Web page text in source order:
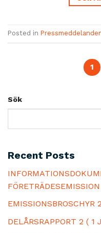
Posted in
1
Sök
Recent Posts
FÖRETRÄDESEMISSION
EMISSIONSBROSCHYR
DELÅRSRAPPORT 2 (